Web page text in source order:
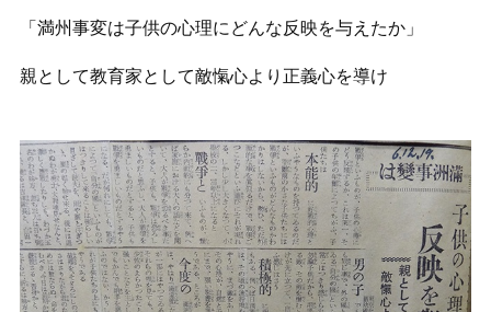
「満州事変は子供の心理にどんな反映を与えたか」
親として教育家として敵愾心より正義心を導け